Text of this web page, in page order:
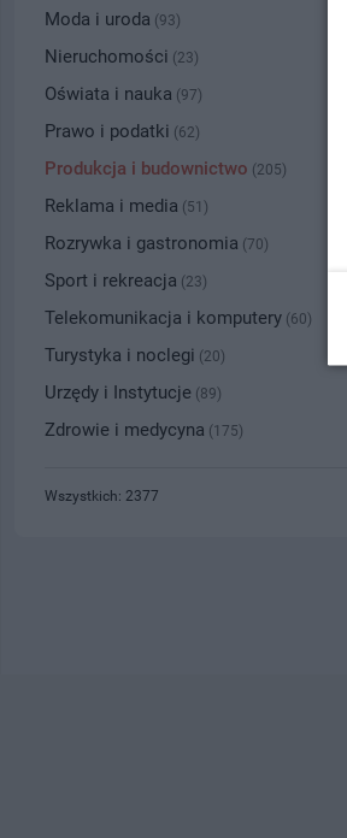
Moda i uroda (93)
Nieruchomości (23)
Oświata i nauka (97)
Prawo i podatki (62)
Produkcja i budownictwo (205)
Reklama i media (51)
Rozrywka i gastronomia (70)
Sport i rekreacja (23)
Telekomunikacja i komputery (60)
Turystyka i noclegi (20)
Urzędy i Instytucje (89)
Zdrowie i medycyna (175)
Wszystkich: 2377